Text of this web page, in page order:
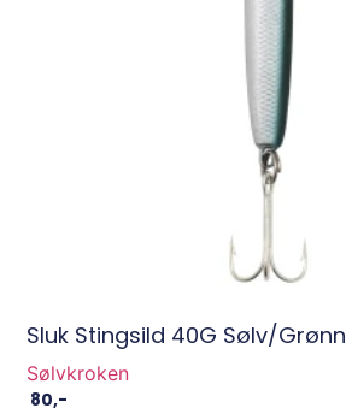
Sluk Stingsild 40G Sølv/Grønn
Sølvkroken
80,-